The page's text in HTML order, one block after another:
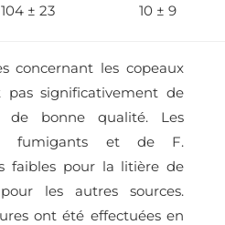
104 ± 23 10 ± 9
concernant les copeaux
significativement de
bonne qualité. Les
fumigants et de F.
faibles pour la litière de
les autres sources.
ont été effectuées en